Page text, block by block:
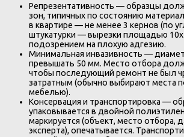
Репрезентативность — образцы
зон, типичных по состоянию
в квартире — не менее 3 кернов (по
штукатурки — вырезки площадью
подозрением на плохую адгезию.
Минимальная инвазивность —
превышать 50 мм. Место отбора
чтобы последующий ремонт не был
затратным (обычно выбирают места
мебелью).
Консервация и транспортировка —
упаковывается в двойной
маркируется (объект, место отбора,
эксперта), опечатывается.